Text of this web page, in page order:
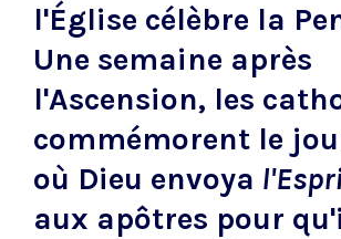
l'Église célèbre la
Une semaine après
l'Ascension, les
commémorent le
où Dieu envoya
aux apôtres pour